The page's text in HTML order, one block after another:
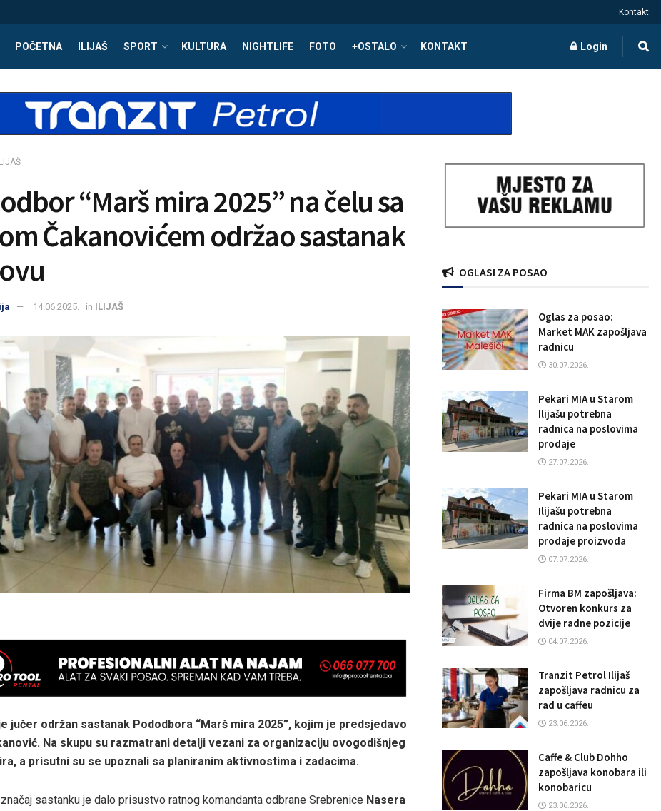
Kontakt
POČETNA ILIJAŠ SPORT KULTURA NIGHTLIFE FOTO +OSTALO KONTAKT Login
ILIJAŠ
“Marš mira 2025” na čelu sa
Čakanovićem održao sastanak
14.06.2025. in ILIJAŠ
jučer održan sastanak Pododbora “Marš mira 2025”, kojim je predsjedavo
Na skupu su razmatrani detalji vezani za organizaciju ovogodišnjeg
a prisutni su se upoznali sa planiranim aktivnostima i zadacima.
sastanku je dalo prisustvo ratnog komandanta odbrane Srebrenice Nasera
OGLASI ZA POSAO
Oglas za posao:
Market MAK zapošljava
radnicu
30.07.2026.
Pekari MIA u Starom
Ilijašu potrebna
radnica na poslovima
prodaje
27.07.2026.
Pekari MIA u Starom
Ilijašu potrebna
radnica na poslovima
prodaje proizvoda
07.07.2026.
Firma BM zapošljava:
Otvoren konkurs za
dvije radne pozicije
04.07.2026.
Tranzit Petrol Ilijaš
zapošljava radnicu za
rad u caffeu
23.06.2026.
Caffe & Club Dohho
zapošljava konobara ili
konobaricu
23.06.2026.